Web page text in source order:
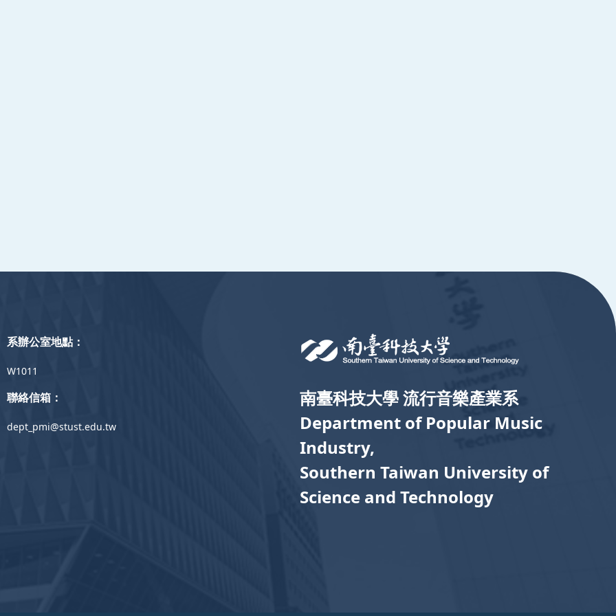
南臺科技大學 流行音樂產業系
Department of Popular Music
Industry,
Southern Taiwan University of
Science and Technology
系辦公室地點：
W1011
聯絡信箱：
dept_pmi@stust.edu.tw